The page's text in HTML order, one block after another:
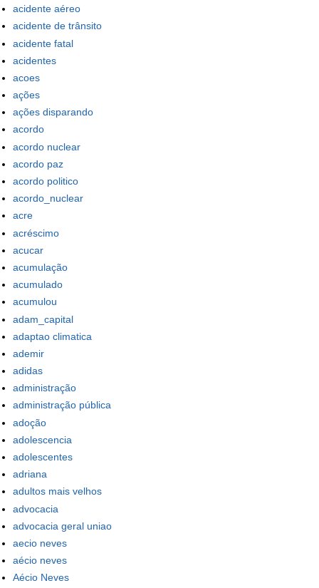
acidente aéreo
acidente de trânsito
acidente fatal
acidentes
acoes
ações
ações disparando
acordo
acordo nuclear
acordo paz
acordo politico
acordo_nuclear
acre
acréscimo
acucar
acumulação
acumulado
acumulou
adam_capital
adaptao climatica
ademir
adidas
administração
administração pública
adoção
adolescencia
adolescentes
adriana
adultos mais velhos
advocacia
advocacia geral uniao
aecio neves
aécio neves
Aécio Neves